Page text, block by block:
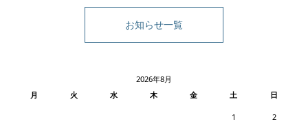
お知らせ一覧
2026年8月
月
火 水 木 金 土 日
1 2